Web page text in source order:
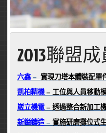
2013聯盟
六鑫– 實現刀塔本體裝配單
凱柏精機– 工位與人員移動
崴立機電 – 透過整合新加工
新鎰鑄造– 實施研磨攤位式